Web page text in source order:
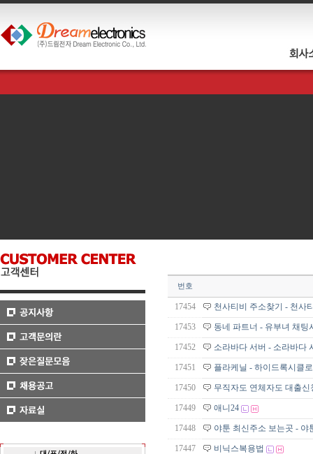
번호
17454 천사티비 주소찾기 - 천사
17453 동네 파트너 - 유부녀 채팅
17452 소라바다 서버 - 소라바다
17451 플라케닐 - 하이드록시클
17450 무직자도 연체자도 대출
17449 애니24
17448 야툰 최신주소 보는곳 -
17447 비닉스복용법